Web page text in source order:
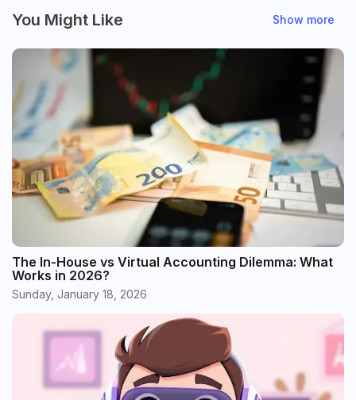
You Might Like Show more
The In-House vs Virtual Accounting Dilemma: What
Works in 2026?
Sunday, January 18, 2026